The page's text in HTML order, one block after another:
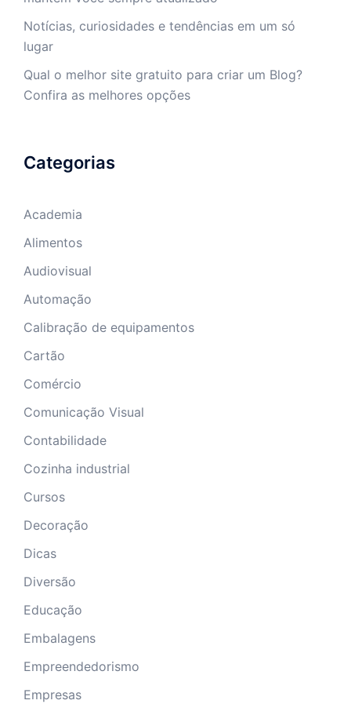
Notícias, curiosidades e tendências em um só
lugar
Qual o melhor site gratuito para criar um Blog?
Confira as melhores opções
Categorias
Academia
Alimentos
Audiovisual
Automação
Calibração de equipamentos
Cartão
Comércio
Comunicação Visual
Contabilidade
Cozinha industrial
Cursos
Decoração
Dicas
Diversão
Educação
Embalagens
Empreendedorismo
Empresas